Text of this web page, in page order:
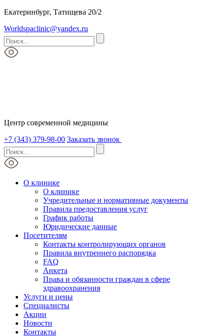
Екатеринбург, Татищева 20/2
Worldspaclinic@yandex.ru
Центр современной медицины
+7 (343) 379-98-00 Заказать звонок
О клинике
О клинике
Учредительные и нормативные документы
Правила предоставления услуг
График работы
Юридические данные
Посетителям
Контакты контролирующих органов
Правила внутреннего распорядка
FAQ
Анкета
Права и обязанности граждан в сфере
здравоохранения
Услуги и цены
Специалисты
Акции
Новости
Контакты